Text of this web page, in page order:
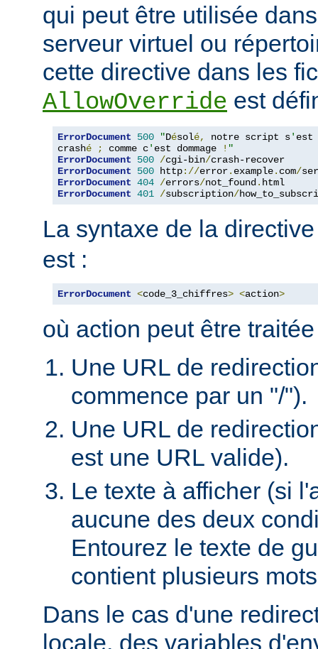
qui peut être utilisée
serveur virtuel ou
cette directive dans les
AllowOverride est
ErrorDocument 500 "Désolé, notre script s' est
crashé ; comme c' est dommage ! "
ErrorDocument
500 /cgi-bin/
ErrorDocument
500 http://error. example. com/
ErrorDocument 404 /errors/not_found .
ErrorDocument 401 /subscription/
La syntaxe de la
est :
ErrorDocument <code_3_chiffres> <action>
où action peut être
Une URL de
commence par un "/").
Une URL de
est une URL valide).
Le texte à afficher (si
aucune des deux
Entourez le texte de
contient plusieurs
Dans le cas d'une
locale, des variables